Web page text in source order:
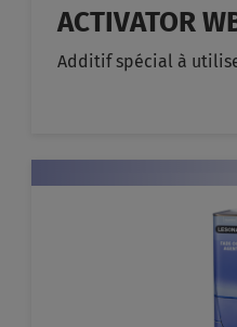
ACTIVATOR
Additif spécial à